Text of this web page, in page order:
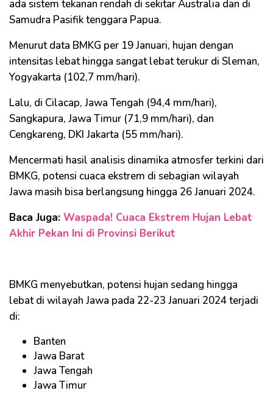
ada sistem tekanan rendah di sekitar Australia dan di
Samudra Pasifik tenggara Papua.
Menurut data BMKG per 19 Januari, hujan dengan
intensitas lebat hingga sangat lebat terukur di Sleman,
Yogyakarta (102,7 mm/hari).
Lalu, di Cilacap, Jawa Tengah (94,4 mm/hari),
Sangkapura, Jawa Timur (71,9 mm/hari), dan
Cengkareng, DKI Jakarta (55 mm/hari).
Mencermati hasil analisis dinamika atmosfer terkini dari
BMKG, potensi cuaca ekstrem di sebagian wilayah
Jawa masih bisa berlangsung hingga 26 Januari 2024.
Baca Juga: Waspada! Cuaca Ekstrem Hujan Lebat
Akhir Pekan Ini di Provinsi Berikut
BMKG menyebutkan, potensi hujan sedang hingga
lebat di wilayah Jawa pada 22-23 Januari 2024 terjadi
di:
Banten
Jawa Barat
Jawa Tengah
Jawa Timur